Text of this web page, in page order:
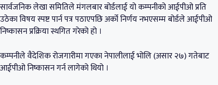
सार्वजनिक लेखा समितिले मंगलबार बोर्डलाई यो कम्पनीको आईपीओ प्रति
उठेका विषय स्पष्ट पार्न पत्र पठाएपछि अर्को निर्णय नभएसम्म बोर्डले आईपीओ
निष्कासन प्रक्रिया स्थगित गरेको हो ।
कम्पनीले वैदेशिक रोजगारीमा गएका नेपालीलाई भोलि (असार २७) गतेबाट
आईपीओ निष्कासन गर्न लागेको थियो ।